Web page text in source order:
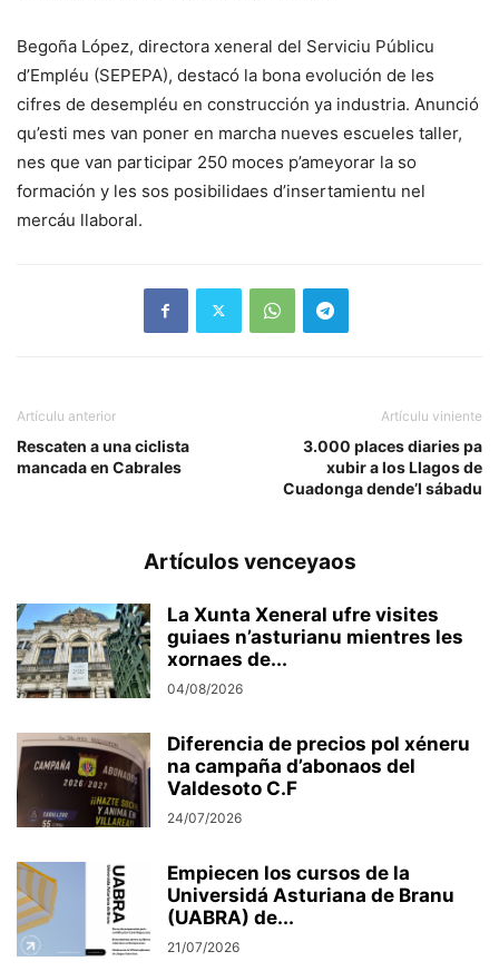
Begoña López, directora xeneral del Serviciu Públicu
d’Empléu (SEPEPA), destacó la bona evolución de les
cifres de desempléu en construcción ya industria. Anunció
qu’esti mes van poner en marcha nueves escueles taller,
nes que van participar 250 moces p’ameyorar la so
formación y les sos posibilidaes d’insertamientu nel
mercáu llaboral.
Artículu anterior
Rescaten a una ciclista
mancada en Cabrales
Artículu viniente
3.000 places diaries pa
xubir a los Llagos de
Cuadonga dende’l sábadu
Artículos venceyaos
La Xunta Xeneral ufre visites
guiaes n’asturianu mientres les
xornaes de...
04/08/2026
Diferencia de precios pol xéneru
na campaña d’abonaos del
Valdesoto C.F
24/07/2026
Empiecen los cursos de la
Universidá Asturiana de Branu
(UABRA) de...
21/07/2026